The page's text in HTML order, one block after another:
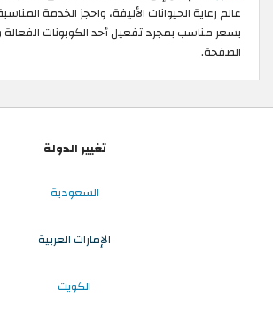
عالم رعاية الحيوانات الأليفة، واحجز الخدمة
بسعر مناسب بمجرد تفعيل أحد الكوبونات الفعالة
الصفحة.
تغيير الدولة
السعودية
الإمارات العربية
الكويت